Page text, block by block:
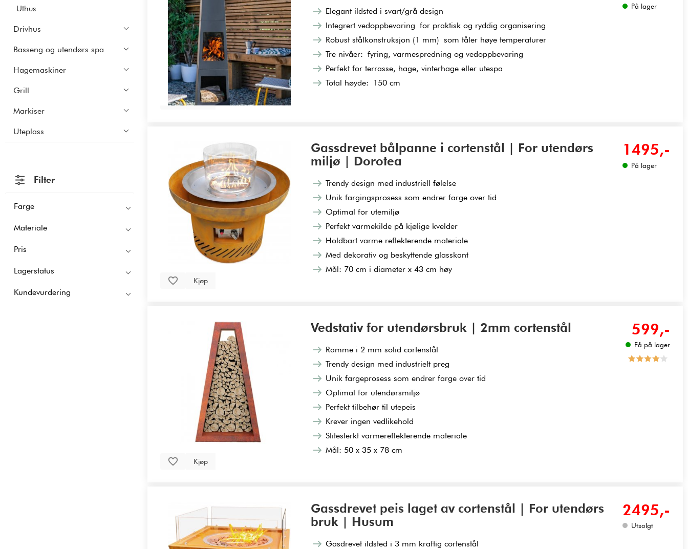
Uthus
Drivhus
Basseng og utendørs spa
Hagemaskiner
Grill
Markiser
Uteplass
Filter
Farge
Materiale
Pris
Lagerstatus
Kundevurdering
Elegant ildsted i svart/grå design
Integrert vedoppbevaring for praktisk og ryddig organisering
Robust stålkonstruksjon (1 mm) som tåler høye temperaturer
Tre nivåer: fyring, varmespredning og vedoppbevaring
Perfekt for terrasse, hage, vinterhage eller utespa
Total høyde: 150 cm
På lager
Kjøp
Gassdrevet bålpanne i cortenstål | For utendørs
miljø | Dorotea
Trendy design med industriell følelse
Unik fargingsprosess som endrer farge over tid
Optimal for utemiljø
Perfekt varmekilde på kjølige kvelder
Holdbart varme reflekterende materiale
Med dekorativ og beskyttende glasskant
Mål: 70 cm i diameter x 43 cm høy
1495,-
På lager
Kjøp
Vedstativ for utendørsbruk | 2mm cortenstål
Ramme i 2 mm solid cortenstål
Trendy design med industrielt preg
Unik fargeprosess som endrer farge over tid
Optimal for utendørsmiljø
Perfekt tilbehør til utepeis
Krever ingen vedlikehold
Slitesterkt varmereflekterende materiale
Mål: 50 x 35 x 78 cm
599,-
Få på lager
Kjøp
Gassdrevet peis laget av cortenstål | For utendørs
bruk | Husum
Gasdrevet ildsted i 3 mm kraftig cortenstål
2495,-
Utsolgt